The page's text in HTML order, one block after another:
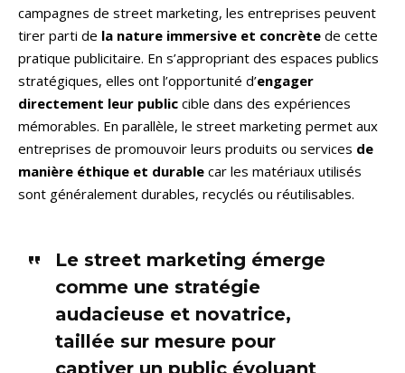
campagnes de street marketing, les entreprises peuvent
tirer parti de la nature immersive et concrète de cette
pratique publicitaire. En s’appropriant des espaces publics
stratégiques, elles ont l’opportunité d’engager
directement leur public cible dans des expériences
mémorables. En parallèle, le street marketing permet aux
entreprises de promouvoir leurs produits ou services de
manière éthique et durable car les matériaux utilisés
sont généralement durables, recyclés ou réutilisables.
Le street marketing émerge
comme une stratégie
audacieuse et novatrice,
taillée sur mesure pour
captiver un public évoluant